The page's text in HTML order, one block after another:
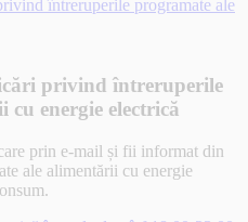
privind întreruperile
energie electrică
prin e-mail și fii informat din
ale alimentării cu energie